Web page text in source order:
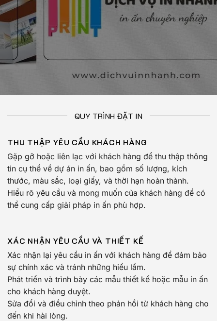
QUY TRÌNH ĐẶT IN
THU THẬP YÊU CẦU KHÁCH HÀNG
Gặp gỡ hoặc liên lạc với khách hàng để thu thập thông
tin cụ thể về dự án in ấn, bao gồm số lượng, kích
thước, màu sắc, loại giấy, và thời hạn hoàn thành.
Hiểu rõ yêu cầu và mong muốn của khách hàng để có
thể cung cấp giải pháp in ấn phù hợp.
XÁC NHẬN YÊU CẦU VÀ THIẾT KẾ
Xác nhận lại yêu cầu in ấn với khách hàng để đảm bảo
sự chính xác và tránh những hiểu lầm.
Phát triển và trình bày các mẫu thiết kế hoặc mẫu in ấn
cho khách hàng duyệt.
Sửa đổi và điều chỉnh theo phản hồi từ khách hàng cho
đến khi hài lòng.